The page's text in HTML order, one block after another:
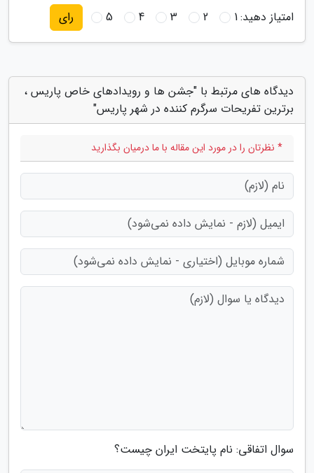
امتیاز دهید:1
2
3
4
5 رای
دیدگاه های مرتبط با "جشن ها و رویدادهای خاص پاریس ،
برترین تفریحات سرگرم کننده در شهر پاریس"
* نظرتان را در مورد این مقاله با ما درمیان بگذارید
سوال اتفاقی: نام پایتخت ایران چیست؟